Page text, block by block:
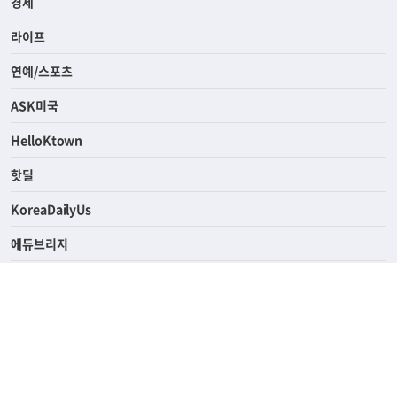
사회
경제
라이프
연예/스포츠
ASK미국
HelloKtown
핫딜
KoreaDailyUs